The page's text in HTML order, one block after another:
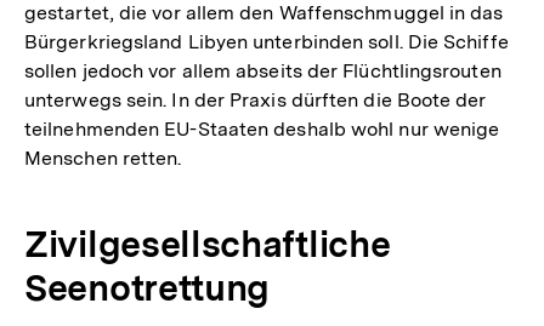
gestartet, die vor allem den Waffenschmuggel in das
Bürgerkriegsland Libyen unterbinden soll. Die Schiffe
sollen jedoch vor allem abseits der Flüchtlingsrouten
unterwegs sein. In der Praxis dürften die Boote der
teilnehmenden EU-Staaten deshalb wohl nur wenige
Menschen retten.
Zivilgesellschaftliche
Seenotrettung